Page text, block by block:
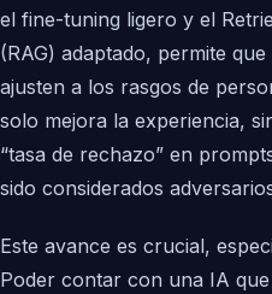
el fine-tuning ligero y el
(RAG) adaptado, permite
ajusten a los rasgos de
solo mejora la experiencia,
“tasa de rechazo” en
sido considerados
Este avance es crucial,
Poder contar con una IA